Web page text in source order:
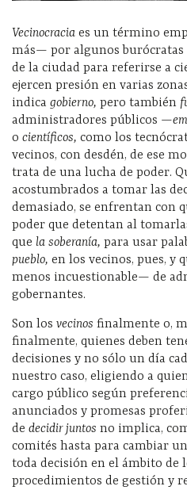
Vecinocracia es un término
más— por algunos burócratas
de la ciudad para referirse a
ejercen presión en varias
indica gobierno, pero también
administradores públicos —
o científicos, como los
vecinos, con desdén, de ese
trata de una lucha de poder.
acostumbrados a tomar las
demasiado, se enfrentan con
poder que detentan al
que la soberanía, para usar
pueblo, en los vecinos, pues, y
menos incuestionable— de
gobernantes.
Son los vecinos finalmente o,
finalmente, quienes deben
decisiones y no sólo un día
nuestro caso, eligiendo a
cargo público según
anunciados y promesas
de decidir juntos no implica,
comités hasta para cambiar
toda decisión en el ámbito de
procedimientos de gestión y